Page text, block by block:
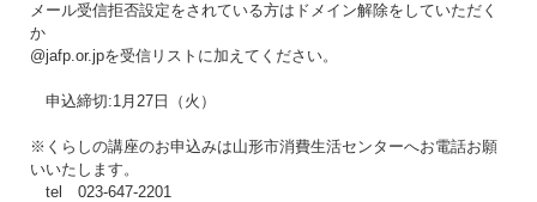
メール受信拒否設定をされている方はドメイン解除をしていただく
か
@jafp.or.jpを受信リストに加えてください。
申込締切:1月27日（火）
※くらしの講座のお申込みは山形市消費生活センターへお電話お願
いいたします。
tel 023-647-2201